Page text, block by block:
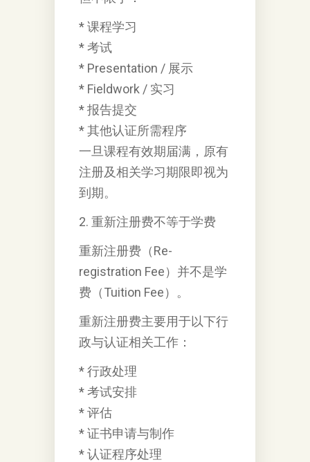
* 课程学习
* 考试
* Presentation / 展示
* Fieldwork / 实习
* 报告提交
* 其他认证所需程序
一旦课程有效期届满，原有
注册及相关学习期限即视为
到期。
2. 重新注册费不等于学费
重新注册费（Re-
registration Fee）并不是学
费（Tuition Fee）。
重新注册费主要用于以下行
政与认证相关工作：
* 行政处理
* 考试安排
* 评估
* 证书申请与制作
* 认证程序处理